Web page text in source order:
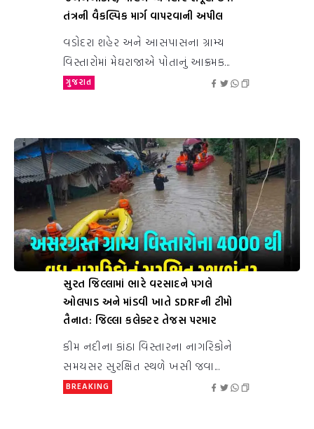
તંત્રની વૈકલ્પિક માર્ગ વાપરવાની અપીલ
વડોદરા શહેર અને આસપાસના ગ્રામ્ય
વિસ્તારોમાં મેઘરાજાએ પોતાનું આક્રમક...
ગુજરાત
સુરત જિલ્લામાં ભારે વરસાદને પગલે
ઓલપાડ અને માંડવી ખાતે SDRFની ટીમો
તૈનાત: જિલ્લા કલેક્ટર તેજસ પરમાર
કીમ નદીના કાંઠા વિસ્તારના નાગરિકોને
સમયસર સુરક્ષિત સ્થળે ખસી જવા...
BREAKING